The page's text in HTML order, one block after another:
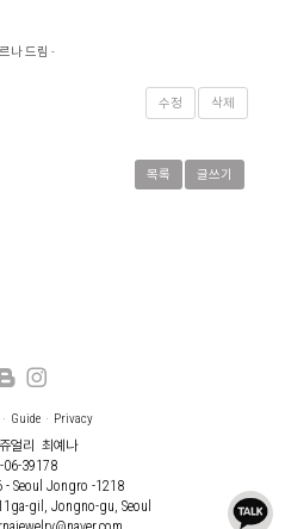
나 드림 -
수정 삭제
목록
글쓰기
Guide Privacy
얼리 최예나
06-39178
- Seoul Jongro -1218
gil, Jongno-gu, Seoul